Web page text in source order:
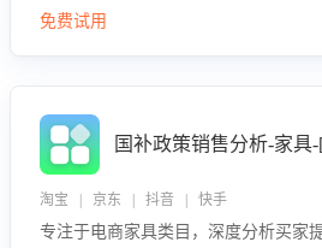
免费试用
国补政策销售分析-家具
淘宝 | 京东 | 抖音 | 快手
专注于电商家具类目，深度分析买家